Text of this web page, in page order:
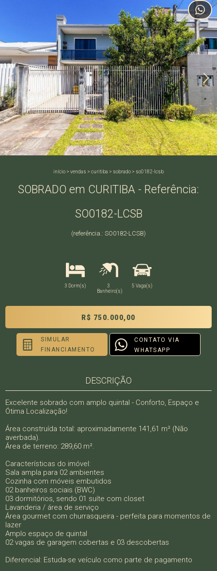
início > vendas > curitiba > sobrado > so0182-lcsb
SOBRADO em CURITIBA - Referência:
SO0182-LCSB
(referência.: SO0182-LCSB)
3 Dorm(s)
3
Banheiro(s)
5 Vaga(s)
R$ 750.000,00
SIMULAR
FINANCIAMENTO
CONTATO VIA
WHATSAPP
DESCRIÇÃO
Excelente sobrado com amplo quintal - Conforto, Espaço e
Ótima Localização!
Área construída total: aproximadamente 141,61 m² (Não
averbada).
Área de terreno: 289,60 m².
Características do imóvel:
Sala ampla para 02 ambientes
Cozinha com móveis embutidos
02 banheiros sociais (BWC)
03 dormitórios, sendo 01 suíte com closet
Lavanderia / área de serviço
Área gourmet com churrasqueira - perfeita para momentos de
lazer
Amplo espaço de quintal
02 vagas de garagem cobertas e 03 descobertas
Diferencial: Estuda-se veículo como parte de pagamento